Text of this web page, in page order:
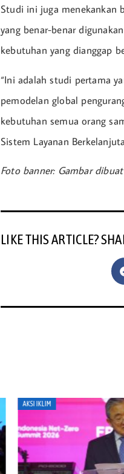
Studi ini juga menekankan
yang benar-benar
kebutuhan yang dianggap
“Ini adalah studi pertama
pemodelan global
kebutuhan semua orang
Sistem Layanan
Foto banner: Gambar
LIKE THIS ARTICLE?
AKSI